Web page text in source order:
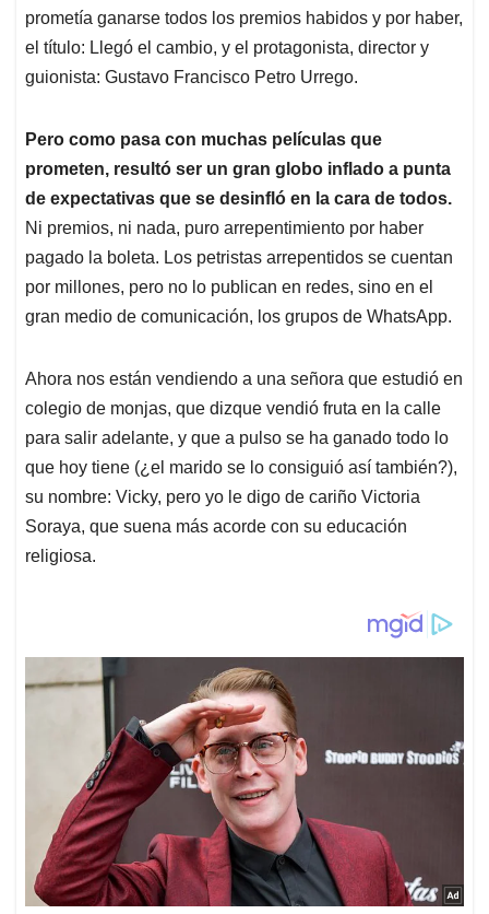
prometía ganarse todos los premios habidos y por haber,
el título: Llegó el cambio, y el protagonista, director y
guionista: Gustavo Francisco Petro Urrego.
Pero como pasa con muchas películas que
prometen, resultó ser un gran globo inflado a punta
de expectativas que se desinfló en la cara de todos.
Ni premios, ni nada, puro arrepentimiento por haber
pagado la boleta. Los petristas arrepentidos se cuentan
por millones, pero no lo publican en redes, sino en el
gran medio de comunicación, los grupos de WhatsApp.
Ahora nos están vendiendo a una señora que estudió en
colegio de monjas, que dizque vendió fruta en la calle
para salir adelante, y que a pulso se ha ganado todo lo
que hoy tiene (¿el marido se lo consiguió así también?),
su nombre: Vicky, pero yo le digo de cariño Victoria
Soraya, que suena más acorde con su educación
religiosa.